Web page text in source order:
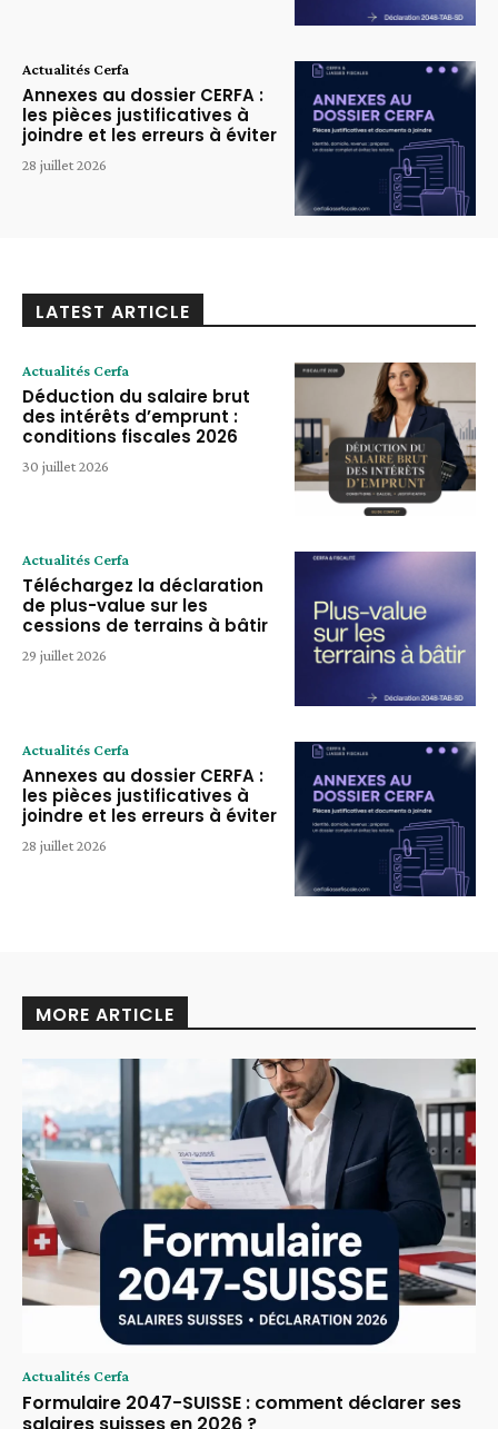
Actualités Cerfa
Annexes au dossier CERFA :
les pièces justificatives à
joindre et les erreurs à éviter
28 juillet 2026
LATEST ARTICLE
Actualités Cerfa
Déduction du salaire brut
des intérêts d’emprunt :
conditions fiscales 2026
30 juillet 2026
Actualités Cerfa
Téléchargez la déclaration
de plus-value sur les
cessions de terrains à bâtir
29 juillet 2026
Actualités Cerfa
Annexes au dossier CERFA :
les pièces justificatives à
joindre et les erreurs à éviter
28 juillet 2026
MORE ARTICLE
Actualités Cerfa
Formulaire 2047-SUISSE : comment déclarer ses
salaires suisses en 2026 ?